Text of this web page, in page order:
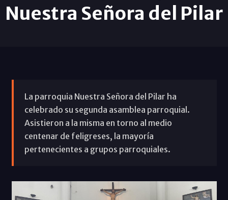
Nuestra Señora del Pilar
La parroquia Nuestra Señora del Pilar ha
celebrado su segunda asamblea parroquial.
Asistieron a la misma en torno al medio
centenar de feligreses, la mayoría
pertenecientes a grupos parroquiales.